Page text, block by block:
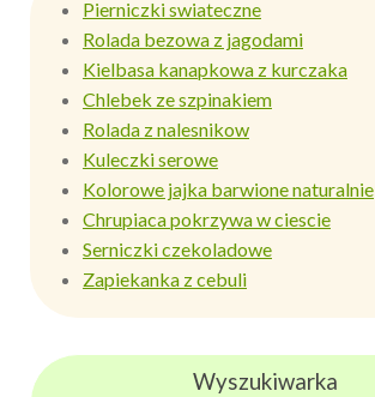
Pierniczki swiateczne
Rolada bezowa z jagodami
Kielbasa kanapkowa z kurczaka
Chlebek ze szpinakiem
Rolada z nalesnikow
Kuleczki serowe
Kolorowe jajka barwione naturalnie
Chrupiaca pokrzywa w ciescie
Serniczki czekoladowe
Zapiekanka z cebuli
Wyszukiwarka